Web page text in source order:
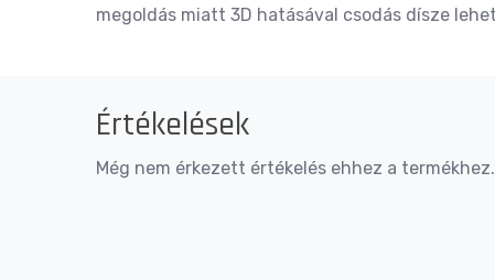
megoldás miatt 3D hatásával csodás dísze
Értékelések
Még nem érkezett értékelés ehhez a